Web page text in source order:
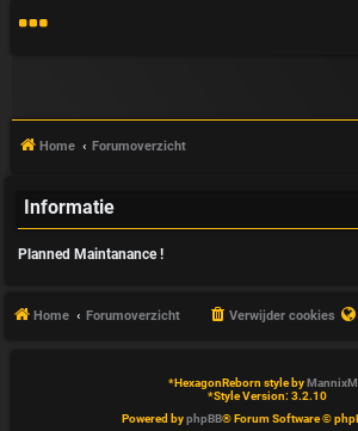
V
A
Home Forumoverzicht
Informatie
Planned Maintanance !
Home Forumoverzicht Verwijder cookies
*HexagonReborn style by
*Style Version: 3.2.10
Powered byphpBB® Forum Software ©